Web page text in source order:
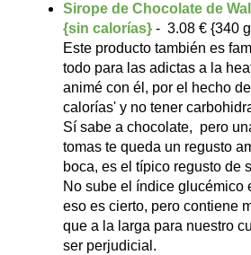
Sirope de Chocolate de
{sin calorías}- 3.08 € {340
Este producto también es
todo para las adictas a la
animé con él, por el hecho
calorías' y no tener
Sí sabe a chocolate, pero
tomas te queda un regusto
boca, es el típico regusto de
No sube el índice glucémico
eso es cierto, pero contiene
que a la larga para nuestro
ser perjudicial.